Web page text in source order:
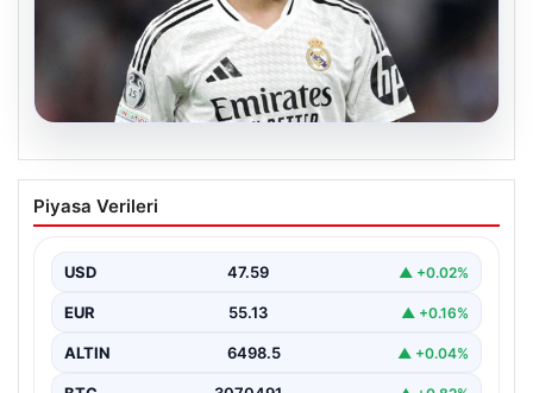
04.08.2026
Beşiktaş’ta Salah Sonrası Yüksek Hızlı
Transfer Hamlesi: Real Madrid’in Yıldızı
Yeni sezon öncesinde güçlü bir kadro kurma
transferinden olumsuz…
Piyasa Verileri
USD 47.59 ▲ +0.02%
EUR 55.13 ▲ +0.16%
ALTIN 6498.5 ▲ +0.04%